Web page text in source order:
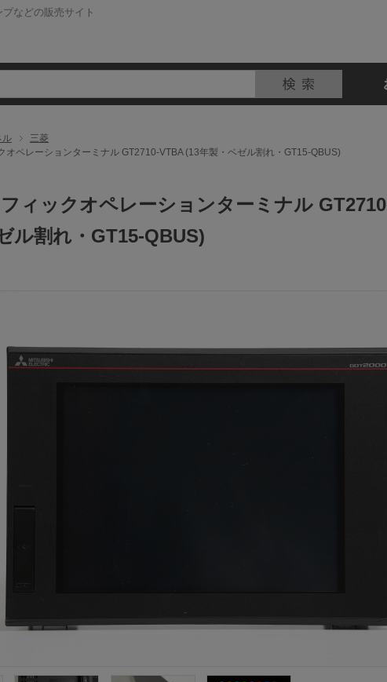
などの販売サイト
ル
三菱
オペレーションターミナル GT2710-VTBA (13年製・ベゼル割れ・GT15-QBUS)
ィックオペレーションターミナル
ル割れ・GT15-QBUS)